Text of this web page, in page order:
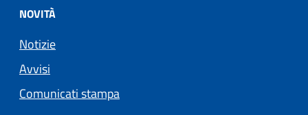
NOVITÀ
Notizie
Avvisi
Comunicati stampa